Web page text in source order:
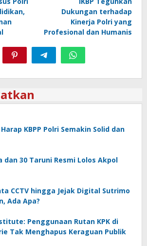
Dukungan terhadap
Kinerja Polri yang
Profesional dan Humanis
KBPP Polri Semakin Solid dan
dan 30 Taruni Resmi Lolos Akpol
CCTV hingga Jejak Digital Sutrimo
Ada Apa?
Penggunaan Rutan KPK di
Tak Menghapus Keraguan Publik